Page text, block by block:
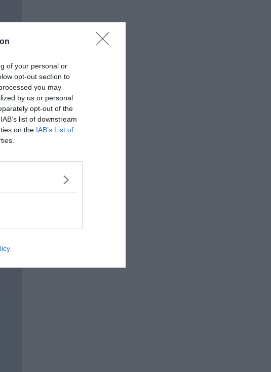
of your personal or
opt-out section to
you may
by us or personal
opt-out of the
list of downstream
on the IAB’s List of